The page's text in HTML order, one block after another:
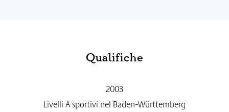
Qualifiche
2003
Livelli A sportivi nel Baden-Württemberg